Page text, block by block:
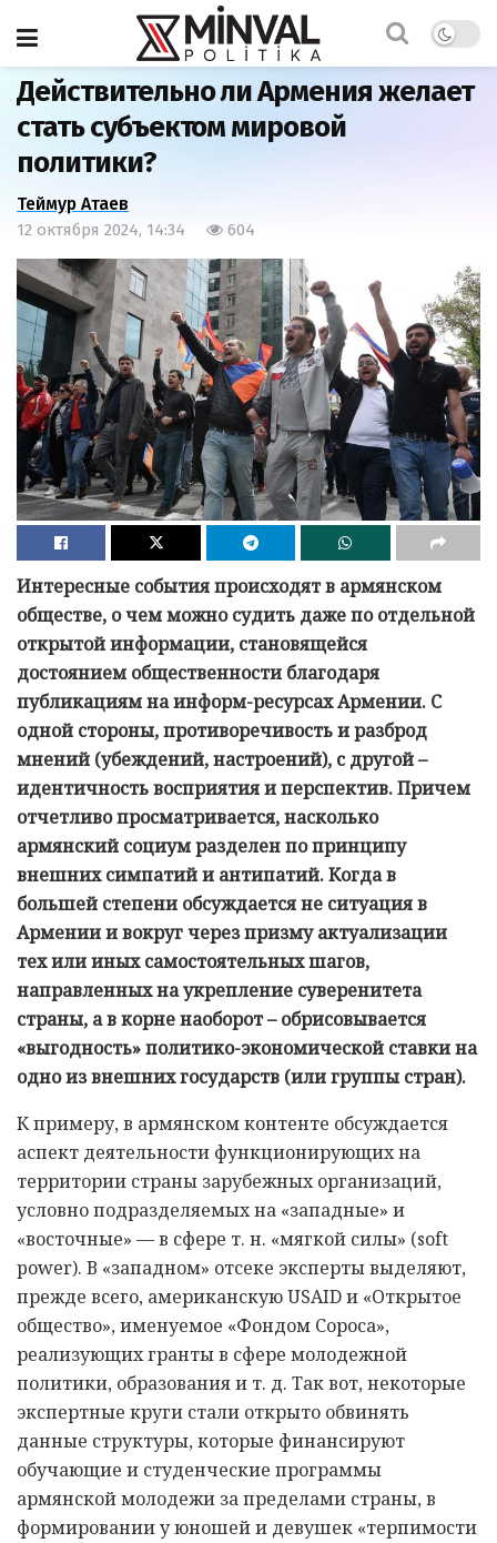
Главная
Действительно ли Армения желает
стать субъектом мировой
политики?
Теймур Атаев
12 октября 2024, 14:34 604
Интересные события происходят в армянском
обществе, о чем можно судить даже по отдельной
открытой информации, становящейся
достоянием общественности благодаря
публикациям на информ-ресурсах Армении. С
одной стороны, противоречивость и разброд
мнений (убеждений, настроений), с другой –
идентичность восприятия и перспектив. Причем
отчетливо просматривается, насколько
армянский социум разделен по принципу
внешних симпатий и антипатий. Когда в
большей степени обсуждается не ситуация в
Армении и вокруг через призму актуализации
тех или иных самостоятельных шагов,
направленных на укрепление суверенитета
страны, а в корне наоборот – обрисовывается
«выгодность» политико-экономической ставки на
одно из внешних государств (или группы стран).
К примеру, в армянском контенте обсуждается
аспект деятельности функционирующих на
территории страны зарубежных организаций,
условно подразделяемых на «западные» и
«восточные» — в сфере т. н. «мягкой силы» (soft
power). В «западном» отсеке эксперты выделяют,
прежде всего, американскую USAID и «Открытое
общество», именуемое «Фондом Сороса»,
реализующих гранты в сфере молодежной
политики, образования и т. д. Так вот, некоторые
экспертные круги стали открыто обвинять
данные структуры, которые финансируют
обучающие и студенческие программы
армянской молодежи за пределами страны, в
формировании у юношей и девушек «терпимости